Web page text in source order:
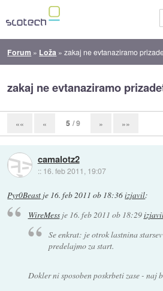
Forum » Loža »zakaj ne evtanaziramo
zakaj ne evtanaziramo
«« « 5 / 9 » »»
camalotz2
:: 16. feb 2011, 19:07
Pyr0Beast je 16. feb 2011 ob 18:36izjavil:
WireMessje 16. feb 2011 ob 18:29
Se enkrat: je otrok lastnina
predelajmo za start.
Dokler ni sposoben poskrbeti zase - naj